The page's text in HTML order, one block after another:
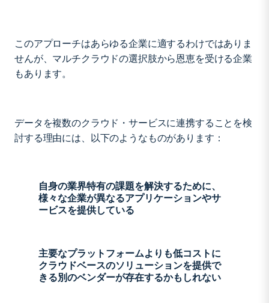
このアプローチはあらゆる企業に適するわけではありま
せんが、マルチクラウドの選択肢から恩恵を受ける企業
もあります。
データを複数のクラウド・サービスに連携することを検
討する理由には、以下のようなものがあります：
自身の業界特有の課題を解決するために、
様々な企業が異なるアプリケーションやサ
ービスを提供している
主要なプラットフォームよりも低コストに
クラウドベースのソリューションを提供で
きる別のベンダーが存在するかもしれない